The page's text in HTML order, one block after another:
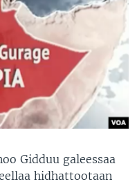
Gidduu galeessaa
hidhattootaan